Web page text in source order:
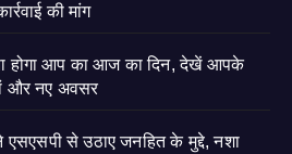
की मांग
होगा आप का आज का दिन, देखें आपके
और नए अवसर
एसएसपी से उठाए जनहित के मुद्दे, नशा